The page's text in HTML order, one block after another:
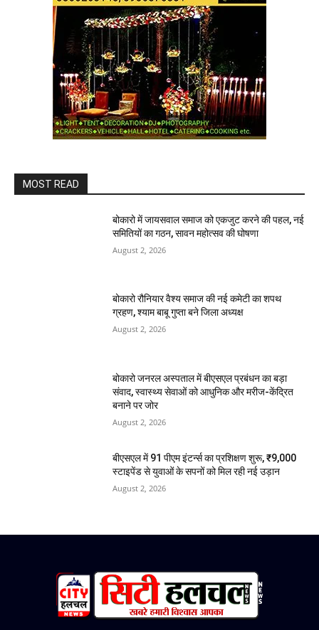
MOST READ
बोकारो में जायसवाल समाज को एकजुट करने की पहल, नई
समितियों का गठन, सावन महोत्सव की घोषणा
August 2, 2026
बोकारो रौनियार वैश्य समाज की नई कमेटी का शपथ
ग्रहण, श्याम बाबू गुप्ता बने जिला अध्यक्ष
August 2, 2026
बोकारो जनरल अस्पताल में बीएसएल प्रबंधन का बड़ा
संवाद, स्वास्थ्य सेवाओं को आधुनिक और मरीज-केंद्रित
बनाने पर जोर
August 2, 2026
बीएसएल में 91 पीएम इंटर्न्स का प्रशिक्षण शुरू, ₹9,000
स्टाइपेंड से युवाओं के सपनों को मिल रही नई उड़ान
August 2, 2026